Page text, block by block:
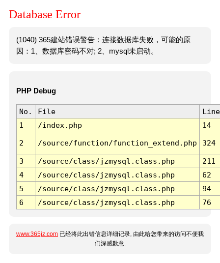
Database Error
(1040) 365建站错误警告：连接数据库失败，可能的原
因：1、数据库密码不对; 2、mysql未启动。
PHP Debug
No. File
Line
1
/index.php 14
2 /source/function/function_extend.php 324
3 /source/class/jzmysql.class.php
211
4
/source/class/jzmysql.class.php
62
5
/source/class/jzmysql.class.php
94
6
/source/class/jzmysql.class.php 76
www.365jz.com 已经将此出错信息详细记录, 由此给您带来的访问不便我
们深感歉意.